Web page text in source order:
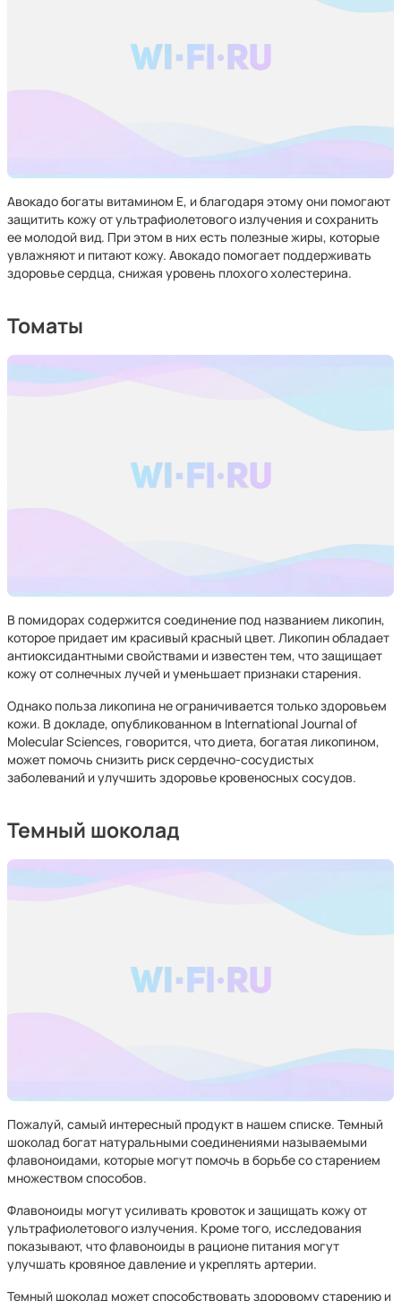
Авокадо богаты витамином Е, и благодаря этому они помогают
защитить кожу от ультрафиолетового излучения и сохранить
ее молодой вид. При этом в них есть полезные жиры, которые
увлажняют и питают кожу. Авокадо помогает поддерживать
здоровье сердца, снижая уровень плохого холестерина.
Томаты
В помидорах содержится соединение под названием ликопин,
которое придает им красивый красный цвет. Ликопин обладает
антиоксидантными свойствами и известен тем, что защищает
кожу от солнечных лучей и уменьшает признаки старения.
Однако польза ликопина не ограничивается только здоровьем
кожи. В докладе, опубликованном в International Journal of
Molecular Sciences, говорится, что диета, богатая ликопином,
может помочь снизить риск сердечно-сосудистых
заболеваний и улучшить здоровье кровеносных сосудов.
Темный шоколад
Пожалуй, самый интересный продукт в нашем списке. Темный
шоколад богат натуральными соединениями называемыми
флавоноидами, которые могут помочь в борьбе со старением
множеством способов.
Флавоноиды могут усиливать кровоток и защищать кожу от
ультрафиолетового излучения. Кроме того, исследования
показывают, что флавоноиды в рационе питания могут
улучшать кровяное давление и укреплять артерии.
Темный шоколад может способствовать здоровому старению и